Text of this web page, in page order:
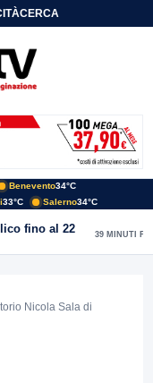
CERCA
Benevento34°C
33°C Salerno34°C
fino al 22
39 MINUTI FA
Nicola Sala di